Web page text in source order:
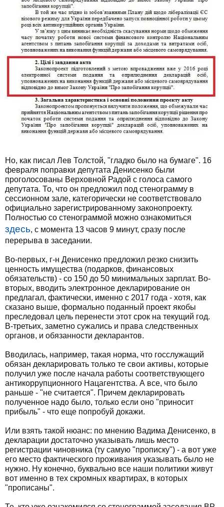
Но, как писал Лев Толстой, "гладко было на бумаге". 16
февраля поправки депутата Денисенко были
проголосованы Верховной Радой с голоса самого
депутата. То, что он предложил под стенограмму в
сессионном зале, категорически не соответствовало
официально зарегистрированному законопроекту.
Полностью со стенограммой можно ознакомиться
здесь, с момента 13 часов 9 минут, сразу после
перерыва в заседании.
Во-первых, г-н Денисенко предложил резко снизить
ценность имущества (подарков, финансовых
обязательств) - со 150 до 50 минимальных зарплат. Во-
вторых, вводить электронное декларирование он
предлагал, фактически, именно с 2017 года - хотя, как
сказано выше, формально поданный проект якобы
преследовал цель перенести этот срок на текущий год.
В-третьих, заметно сужались и права следственных
органов, и обязанности декларантов.
Вводилась, например, такая норма, что госслужащий
обязан декларировать только те свои активы, которые
получил уже после начала работы соответствующего
антикоррупционного Нацагентства. А все, что было
раньше - "не считается". Причем декларировать
полученное надо было, только если оно "приносит
прибыль" - что еще попробуй докажи.
Или взять такой нюанс: по мнению Вадима Денисенко, в
декларации достаточно указывать лишь место
регистрации чиновника (ту самую "прописку") - а вот уже
его место фактического проживания указывать было не
нужно. Ну конечно, буквально все наши политики живут
вот именно в тех скромных квартирах, в которых
"прописаны".